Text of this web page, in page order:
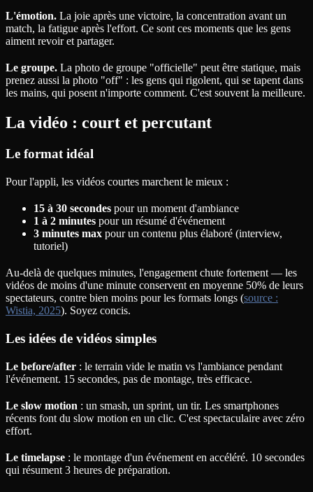
L'émotion. La joie après une victoire, la concentration avant un
match, la fatigue après l'effort. Ce sont ces moments que les gens
aiment revoir et partager.
Le groupe. La photo de groupe "officielle" peut être statique, mais
prenez aussi la photo "off" : les gens qui rigolent, qui se tapent dans
les mains, qui posent n'importe comment. C'est souvent la meilleure.
La vidéo : court et percutant
Le format idéal
Pour l'appli, les vidéos courtes marchent le mieux :
15 à 30 secondes pour un moment d'ambiance
1 à 2 minutes pour un résumé d'événement
3 minutes max pour un contenu plus élaboré (interview,
tutoriel)
Au-delà de quelques minutes, l'engagement chute fortement — les
vidéos de moins d'une minute conservent en moyenne 50% de leurs
spectateurs, contre bien moins pour les formats longs (source :
Wistia, 2025). Soyez concis.
Les idées de vidéos simples
Le before/after : le terrain vide le matin vs l'ambiance pendant
l'événement. 15 secondes, pas de montage, très efficace.
Le slow motion : un smash, un sprint, un tir. Les smartphones
récents font du slow motion en un clic. C'est spectaculaire avec zéro
effort.
Le timelapse : le montage d'un événement en accéléré. 10 secondes
qui résument 3 heures de préparation.